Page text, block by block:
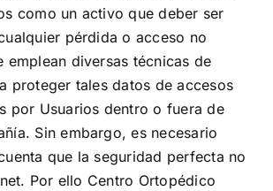
como un activo que deber ser
pérdida o acceso no
emplean diversas técnicas de
proteger tales datos de accesos
por Usuarios dentro o fuera de
Sin embargo, es necesario
que la seguridad perfecta no
Por ello Centro Ortopédico